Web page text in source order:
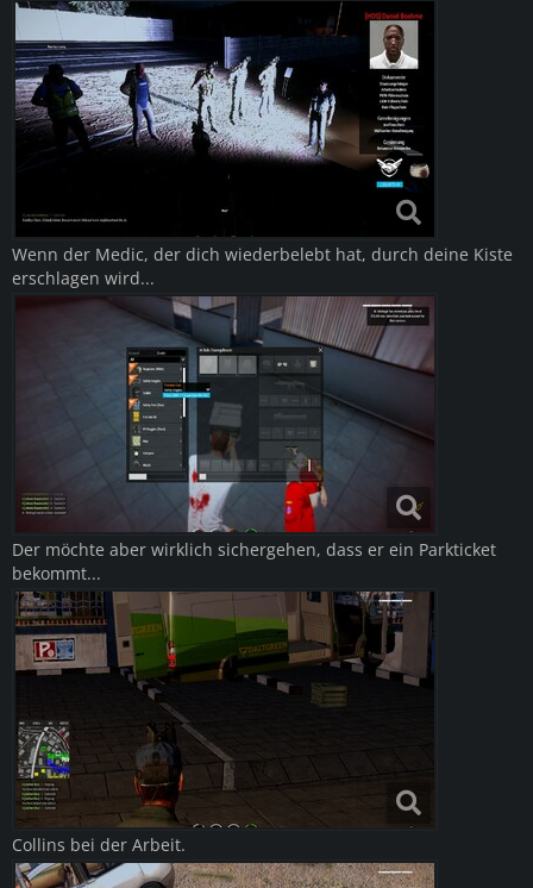
Wenn der Medic, der dich wiederbelebt hat, durch deine Kiste
erschlagen wird...
Der möchte aber wirklich sichergehen, dass er ein Parkticket
bekommt...
Collins bei der Arbeit.